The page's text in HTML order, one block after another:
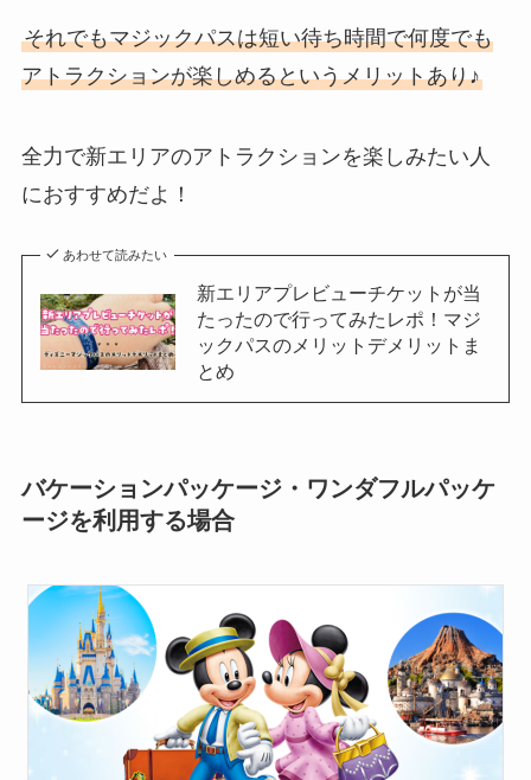
それでもマジックパスは短い待ち時間で何度でも
アトラクションが楽しめるというメリットあり♪
全力で新エリアのアトラクションを楽しみたい人
におすすめだよ！
あわせて読みたい
新エリアプレビューチケットが当
たったので行ってみたレポ！マジ
ックパスのメリットデメリットま
とめ
バケーションパッケージ・ワンダフルパッケ
ージを利用する場合